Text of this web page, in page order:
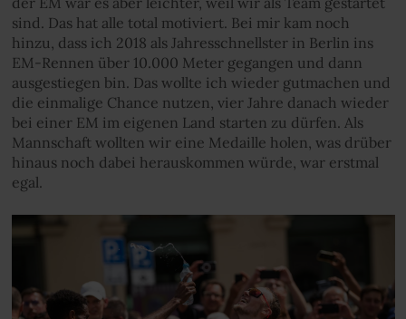
sind. Das hat alle total motiviert. Bei mir kam noch
hinzu, dass ich 2018 als Jahresschnellster in Berlin ins
EM-Rennen über 10.000 Meter gegangen und dann
ausgestiegen bin. Das wollte ich wieder gutmachen und
die einmalige Chance nutzen, vier Jahre danach wieder
bei einer EM im eigenen Land starten zu dürfen. Als
Mannschaft wollten wir eine Medaille holen, was drüber
hinaus noch dabei herauskommen würde, war erstmal
egal.